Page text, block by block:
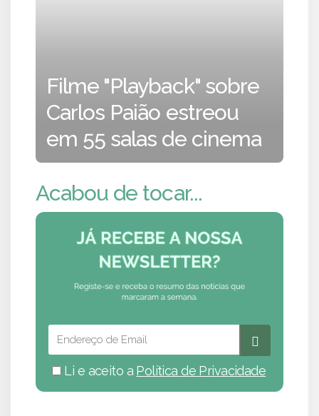
Filme "Playback" sobre
Carlos Paião estreou
em 55 salas de cinema
Acabou de tocar...
Li e aceito a Política de Privacidade